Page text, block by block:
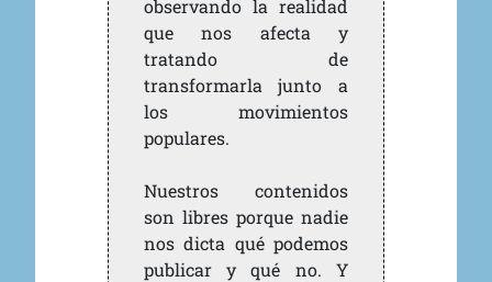
observando la realidad
que nos afecta y
tratando de
transformarla junto a
los movimientos
populares.
Nuestros contenidos
son libres porque nadie
nos dicta qué podemos
publicar y qué no. Y